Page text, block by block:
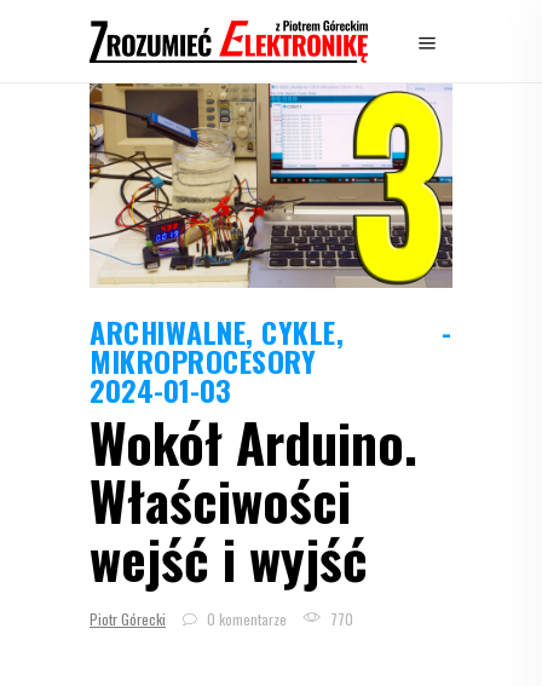
ARCHIWALNE, CYKLE,
MIKROPROCESORY
2024-01-03
Wokół Arduino.
Właściwości
wejść i wyjść
Piotr Górecki 0 komentarze 770